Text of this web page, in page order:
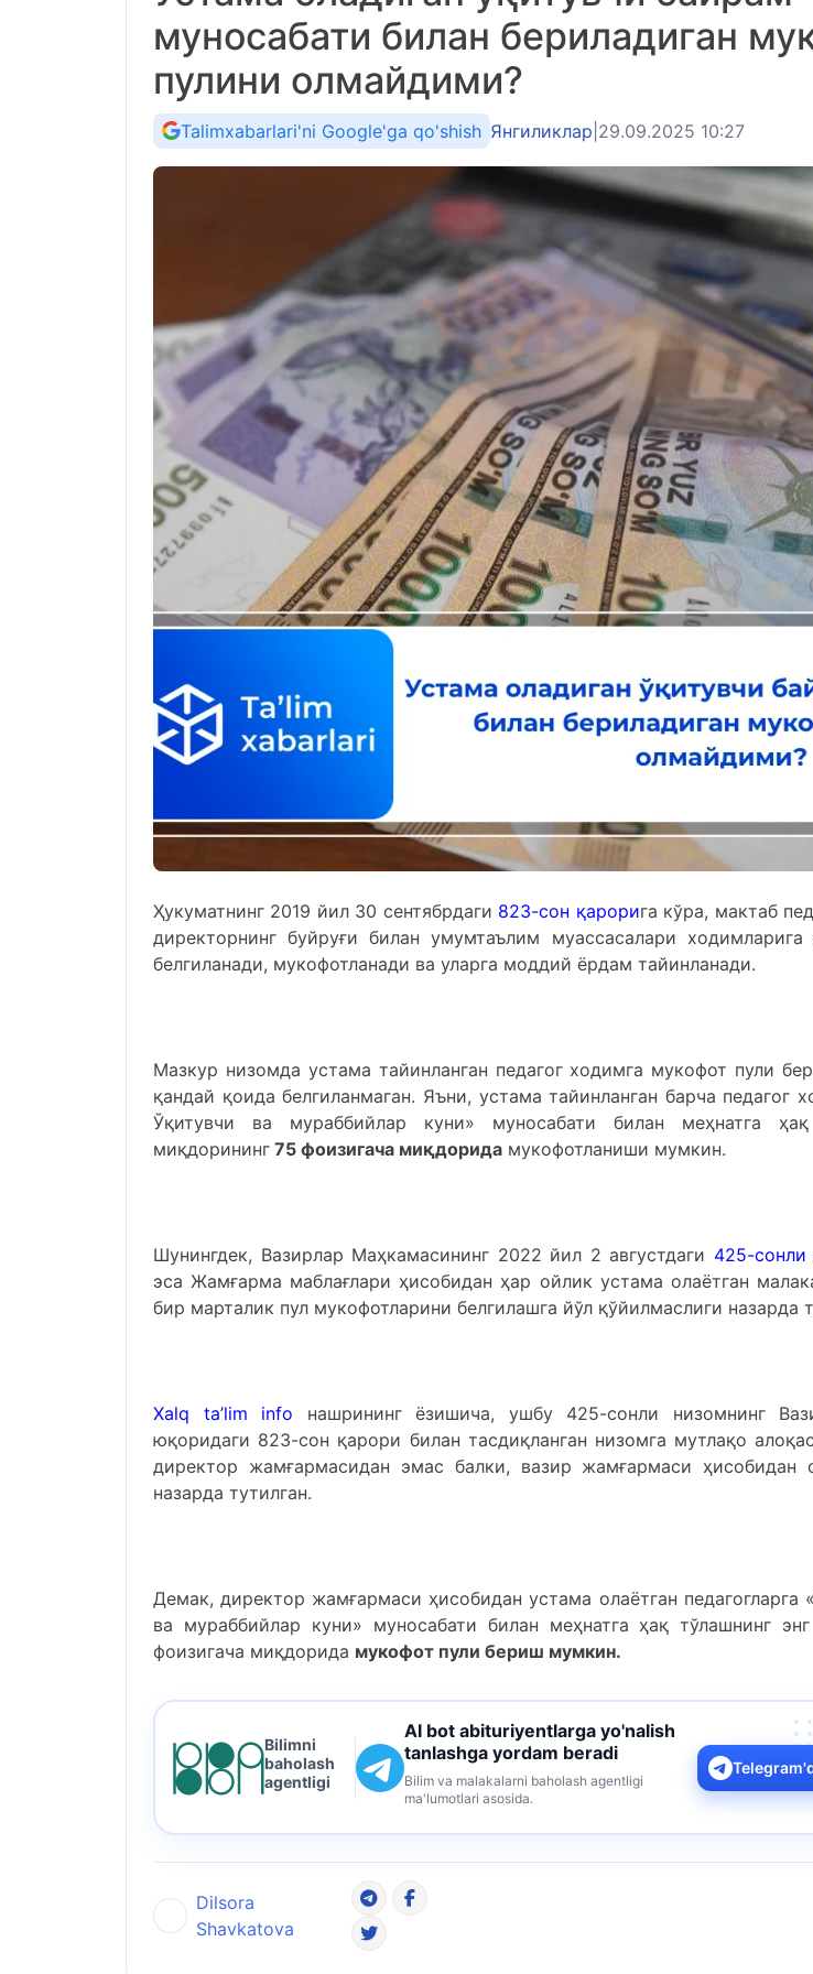
муносабати билан бериладиган
пулини олмайдими?
Talimxabarlari'ni Google'ga qo'shish Янгиликлар 29.09.2025 10:27
Ҳукуматнинг 2019 йил 30 сентябрдаги 823-сон қарорига кўра, мактаб
директорнинг буйруғи билан умумтаълим муассасалари
белгиланади, мукофотланади ва уларга моддий ёрдам тайинланади.
Мазкур низомда устама тайинланган педагог ходимга мукофот пули
қандай қоида белгиланмаган. Яъни, устама тайинланган барча педагог
Ўқитувчи ва мураббийлар куни» муносабати билан меҳнатга
миқдорининг 75 фоизигача миқдорида мукофотланиши мумкин.
Шунингдек, Вазирлар Маҳкамасининг 2022 йил 2 августдаги 425-сонли
эса Жамғарма маблағлари ҳисобидан ҳар ойлик устама олаётган
бир марталик пул мукофотларини белгилашга йўл қўйилмаслиги назарда
Хаlq ta’lim info
нашрининг ёзишича, ушбу 425-сонли низомнинг
юқоридаги 823-сон қарори билан тасдиқланган низомга мутлақо
директор жамғармасидан эмас балки, вазир жамғармаси ҳисобидан
назарда тутилган.
Демак, директор жамғармаси ҳисобидан устама олаётган педагогларга
ва мураббийлар куни» муносабати билан меҳнатга ҳақ тўлашнинг
фоизигача миқдорида мукофот пули бериш мумкин.
Bilimni
baholash
agentligi
AI bot abituriyentlarga yo'nalish
tanlashga yordam beradi
Bilim va malakalarni baholash agentligi
ma'lumotlari asosida.
Dilsora
Shavkatova